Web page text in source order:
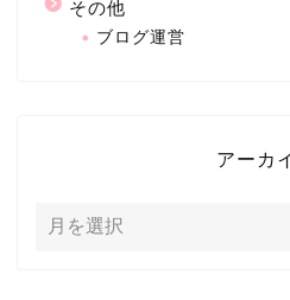
その他
ブログ運営
アーカ